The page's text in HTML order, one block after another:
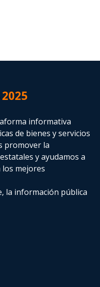
2025
informativa
de bienes y servicios
promover la
y ayudamos a
mejores
la información pública